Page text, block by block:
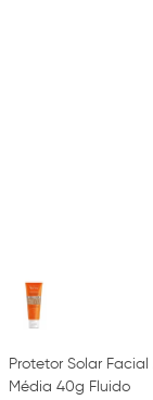
Protetor Solar
Média 40g Fluido